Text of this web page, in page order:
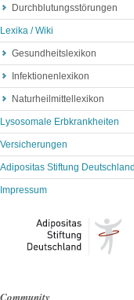
Durchblutungsstörungen
Lexika / Wiki
Gesundheitslexikon
Infektionenlexikon
Naturheilmittellexikon
Lysosomale Erbkrankheiten
Versicherungen
Adipositas Stiftung Deutschland
Impressum
Community